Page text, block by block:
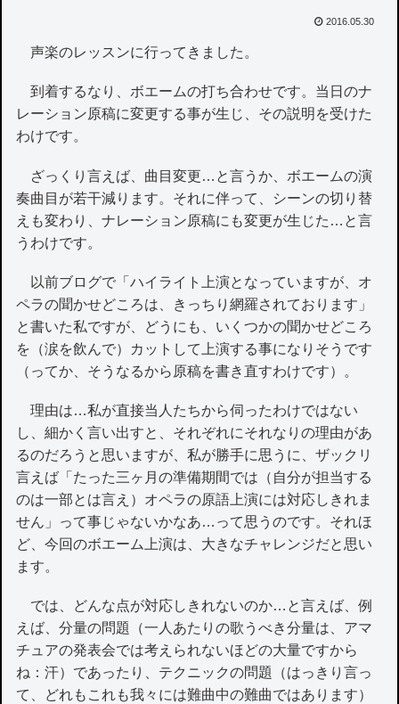
2016.05.30
声楽のレッスンに行ってきました。
到着するなり、ボエームの打ち合わせです。当日のナ
レーション原稿に変更する事が生じ、その説明を受けた
わけです。
ざっくり言えば、曲目変更…と言うか、ボエームの演
奏曲目が若干減ります。それに伴って、シーンの切り替
えも変わり、ナレーション原稿にも変更が生じた…と言
うわけです。
以前ブログで「ハイライト上演となっていますが、オ
ペラの聞かせどころは、きっちり網羅されております」
と書いた私ですが、どうにも、いくつかの聞かせどころ
を（涙を飲んで）カットして上演する事になりそうです
（ってか、そうなるから原稿を書き直すわけです）。
理由は…私が直接当人たちから伺ったわけではない
し、細かく言い出すと、それぞれにそれなりの理由があ
るのだろうと思いますが、私が勝手に思うに、ザックリ
言えば「たった三ヶ月の準備期間では（自分が担当する
のは一部とは言え）オペラの原語上演には対応しきれま
せん」って事じゃないかなあ…って思うのです。それほ
ど、今回のボエーム上演は、大きなチャレンジだと思い
ます。
では、どんな点が対応しきれないのか…と言えば、例
えば、分量の問題（一人あたりの歌うべき分量は、アマ
チュアの発表会では考えられないほどの大量ですから
ね：汗）であったり、テクニックの問題（はっきり言っ
て、どれもこれも我々には難曲中の難曲ではあります）